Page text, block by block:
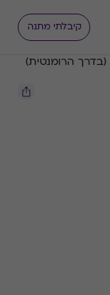
קיבלתי מתנה